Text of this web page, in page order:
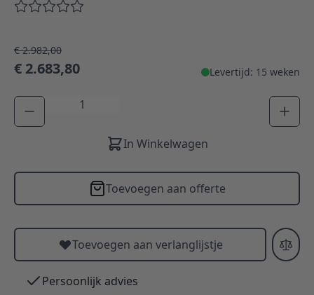
€ 2.982,00
€ 2.683,80 Levertijd: 15 weken
Aantal
In Winkelwagen
Toevoegen aan offerte
Toevoegen aan verlanglijstje
Persoonlijk advies